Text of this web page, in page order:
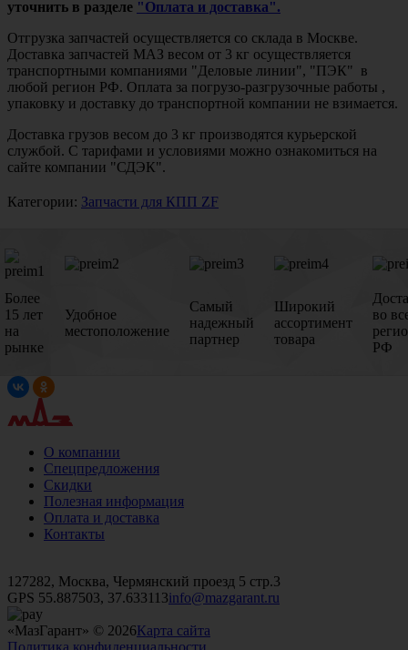
уточнить в разделе "Оплата и доставка".
Отгрузка запчастей осуществляется со склада в Москве.
Доставка запчастей МАЗ весом от 3 кг осуществляется
транспортными компаниями "Деловые линии", "ПЭК" в
любой регион РФ. Оплата за погрузо-разгрузочные работы ,
упаковку и доставку до транспортной компании не взимается.
Доставка грузов весом до 3 кг производятся курьерской
службой. С тарифами и условиями можно ознакомиться на
сайте компании "СДЭК".
Категории: Запчасти для КПП ZF
Более
15 лет
на
рынке
Удобное
местоположение
Самый
надежный
партнер
Широкий
ассортимент
товара
во
РФ
О компании
Спецпредложения
Скидки
Полезная информация
Оплата и доставка
Контакты
127282, Москва, Чермянский проезд 5 стр.3
GPS 55.887503, 37.633113info@mazgarant.ru
«МазГарант» © 2026Карта сайта
Политика конфиденциальности